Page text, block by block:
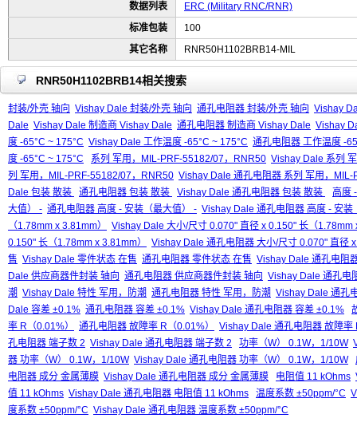
数据列表
ERC (Military RNC/RNR)
标准包装
100
其它名称
RNR50H1102BRB14-MIL
RNR50H1102BRB14相关搜索
封装/外壳 轴向 Vishay Dale 封装/外壳 轴向 通孔电阻器 封装/外壳 轴向 Vishay
Dale Vishay Dale 制造商 Vishay Dale 通孔电阻器 制造商 Vishay Dale Vishay
度 -65°C ~ 175°C Vishay Dale 工作温度 -65°C ~ 175°C 通孔电阻器 工作温度 -
度 -65°C ~ 175°C
系列 军用，MIL-PRF-55182/07，RNR50 Vishay Dale 系列
列 军用，MIL-PRF-55182/07，RNR50 Vishay Dale 通孔电阻器 系列 军用，
Dale 包装 散装
通孔电阻器 包装 散装 Vishay Dale 通孔电阻器 包装 散装
高度
大值） - 通孔电阻器 高度 - 安装（最大值） - Vishay Dale 通孔电阻器 高度 - 安装
（1.78mm x 3.81mm）
Vishay Dale 大小/尺寸 0.070" 直径 x 0.150" 长（1.78mm
0.150" 长（1.78mm x 3.81mm）
Vishay Dale 通孔电阻器 大小/尺寸 0.070" 直径
售 Vishay Dale 零件状态 在售 通孔电阻器 零件状态 在售 Vishay Dale 通孔电阻
Dale 供应商器件封装 轴向 通孔电阻器 供应商器件封装 轴向 Vishay Dale 通孔电
潮 Vishay Dale 特性 军用，防潮 通孔电阻器 特性 军用，防潮 Vishay Dale 通孔
Dale 容差 ±0.1% 通孔电阻器 容差 ±0.1% Vishay Dale 通孔电阻器 容差 ±0.1%
率 R（0.01%）
通孔电阻器 故障率 R（0.01%）
Vishay Dale 通孔电阻器 故障率
孔电阻器 端子数 2 Vishay Dale 通孔电阻器 端子数 2 功率（W） 0.1W，1/10W
器 功率（W） 0.1W，1/10W Vishay Dale 通孔电阻器 功率（W） 0.1W，1/10W
电阻器 成分 金属薄膜 Vishay Dale 通孔电阻器 成分 金属薄膜 电阻值 11 kOhms
值 11 kOhms Vishay Dale 通孔电阻器 电阻值 11 kOhms 温度系数 ±50ppm/°C
度系数 ±50ppm/°C Vishay Dale 通孔电阻器 温度系数 ±50ppm/°C